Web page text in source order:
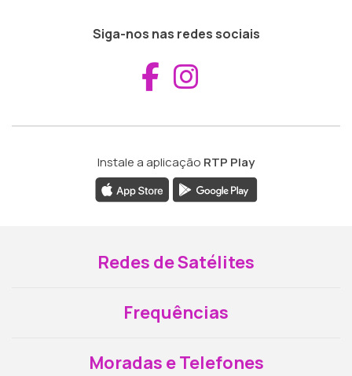
Siga-nos nas redes sociais
Aceder ao
Instale a aplicação RTP Play
Redes de Satélites
Frequências
Moradas e Telefones